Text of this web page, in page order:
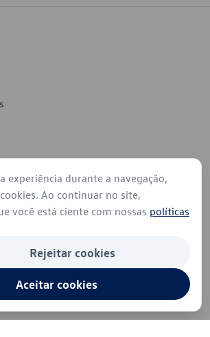
experiência durante a navegação,
Ao continuar no site,
você está ciente com nossas políticas
Rejeitar cookies
Aceitar cookies